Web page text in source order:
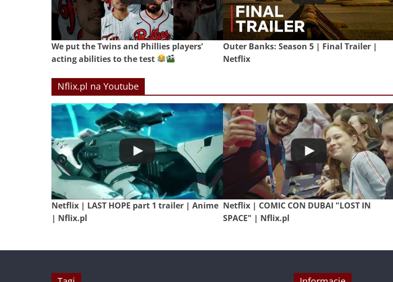
We put the Twins and Phillies players’
acting abilities to the test
Outer Banks: Season 5 | Final Trailer |
Netflix
Nflix.pl na Youtube
Netflix | LAST HOPE part 1 trailer | Anime
| Nflix.pl
Netflix | COMIC CON DUBAI "LOST IN
SPACE" | Nflix.pl